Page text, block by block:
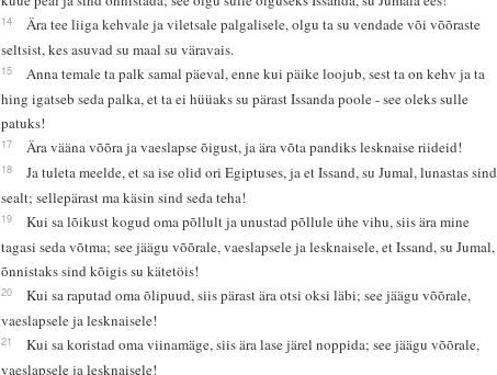
14
Ära tee liiga kehvale ja viletsale palgalisele, olgu ta su vendade või võõraste
seltsist, kes asuvad su maal su väravais.
15
Anna temale ta palk samal päeval, enne kui päike loojub, sest ta on kehv ja ta
hing igatseb seda palka, et ta ei hüüaks su pärast Issanda poole - see oleks sulle
patuks!
17 Ära vääna võõra ja vaeslapse õigust, ja ära võta pandiks lesknaise riideid!
18
Ja tuleta meelde, et sa ise olid ori Egiptuses, ja et Issand, su Jumal, lunastas sind
sealt; sellepärast ma käsin sind seda teha!
19
Kui sa lõikust kogud oma põllult ja unustad põllule ühe vihu, siis ära mine
tagasi seda võtma; see jäägu võõrale, vaeslapsele ja lesknaisele, et Issand, su Jumal,
õnnistaks sind kõigis su kätetöis!
20
Kui sa raputad oma õlipuud, siis pärast ära otsi oksi läbi; see jäägu võõrale,
vaeslapsele ja lesknaisele!
21
Kui sa koristad oma viinamäge, siis ära lase järel noppida; see jäägu võõrale,
vaeslapsele ja lesknaisele!